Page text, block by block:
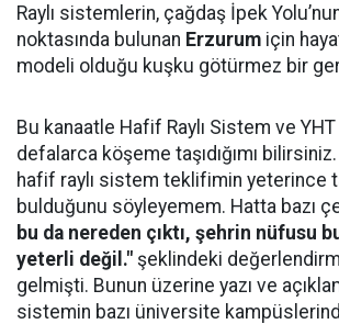
Raylı sistemlerin, çağdaş İpek
noktasında bulunan Erzurum için
modeli olduğu kuşku götürmez bir
Bu kanaatle Hafif Raylı Sistem ve
defalarca köşeme taşıdığımı
hafif raylı sistem teklifimin yeterince
bulduğunu söyleyemem. Hatta bazı
bu da nereden çıktı, şehrin nüfusu
yeterli değil." şeklindeki
gelmişti. Bunun üzerine yazı ve
sistemin bazı üniversite